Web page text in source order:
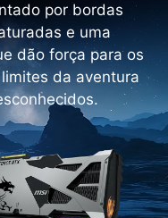
por bordas
e uma
dão força para os
da aventura